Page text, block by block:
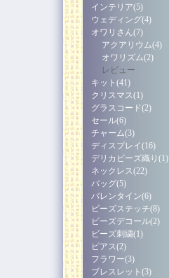
インテリア(5)
ウェディング(4)
オワリさん(7)
アクアリウム(4)
オワリズム(2)
レビュー
キット(41)
クリスマス(1)
グラスコード(2)
セール(6)
チャーム(3)
ディスプレイ(16)
デリカビーズ織り(1)
ネックレス(22)
バッグ(5)
バレンタイン(6)
ビーズステッチ(8)
ビーズデコール(2)
ビーズ刺繍(1)
ピアス(2)
フラワー(3)
ブレスレット(3)